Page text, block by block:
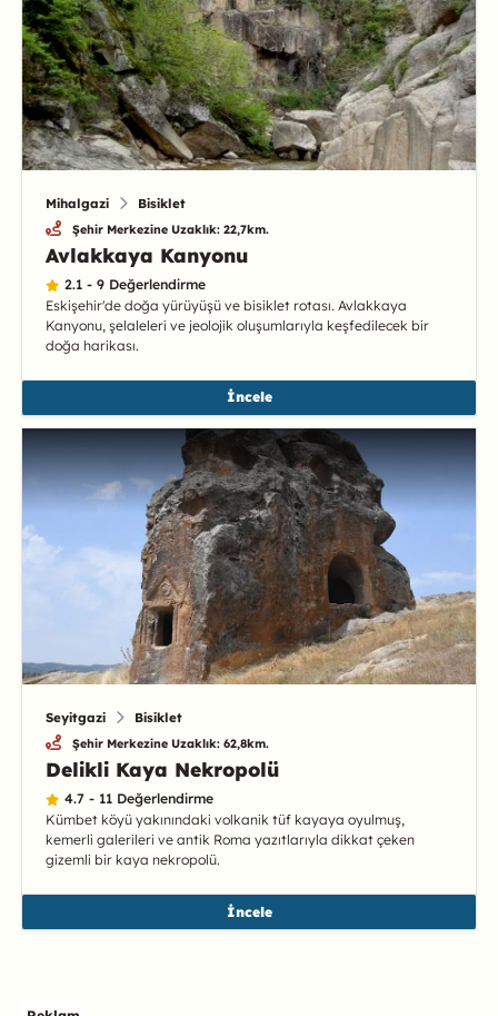
Mihalgazi Bisiklet
Şehir Merkezine Uzaklık: 22,7km.
Avlakkaya Kanyonu
2.1 - 9 Değerlendirme
Eskişehir'de doğa yürüyüşü ve bisiklet rotası. Avlakkaya
Kanyonu, şelaleleri ve jeolojik oluşumlarıyla keşfedilecek bir
doğa harikası.
İncele
Seyitgazi Bisiklet
Şehir Merkezine Uzaklık: 62,8km.
Delikli Kaya Nekropolü
4.7 - 11 Değerlendirme
Kümbet köyü yakınındaki volkanik tüf kayaya oyulmuş,
kemerli galerileri ve antik Roma yazıtlarıyla dikkat çeken
gizemli bir kaya nekropolü.
İncele